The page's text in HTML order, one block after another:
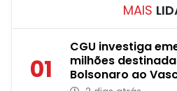
MAIS
01
CGU investiga
milhões
Bolsonaro ao